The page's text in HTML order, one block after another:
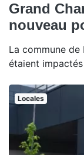
Grand
nouveau
La commune
étaient
Locales